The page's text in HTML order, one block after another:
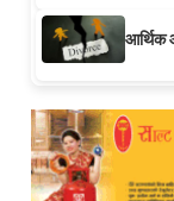
आर्थिक